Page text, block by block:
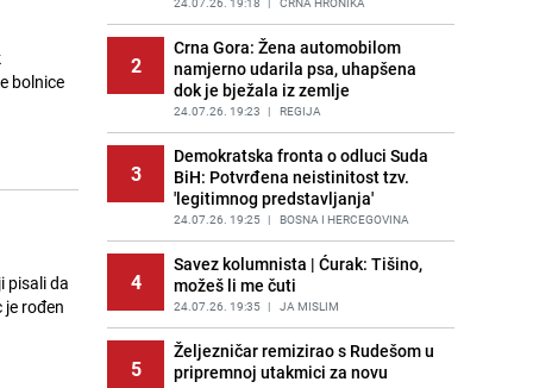
pisali da
rođen
12
čokolade i kokosa bez pečenja,
jednostavan desert bez imalo muke
PRIJE 2 DANA | RECEPTI
13
Tajna savršenog makedonskog
ajvara: Stari recept za kremast i
bogat okus
PRIJE 2 DANA | RECEPTI
14
Tuga potresla grad na Uni:
Preminula Lejla Muhić (39),
sugrađani u nevjerici
PRIJE 2 DANA | BOSNA I HERCEGOVINA
15
Borba trajala satima: Pogledajte
'grdosiju' od skoro tri metra koju su
braća izvukla iz mora
2
Crna Gora: Žena automobilom
namjerno udarila psa, uhapšena
dok je bježala iz zemlje
24.07.26. 19:23 | REGIJA
3
Demokratska fronta o odluci Suda
BiH: Potvrđena neistinitost tzv.
'legitimnog predstavljanja'
24.07.26. 19:25 | BOSNA I HERCEGOVINA
4
Savez kolumnista | Ćurak: Tišino,
možeš li me čuti
24.07.26. 19:35 | JA MISLIM
5
Željezničar remizirao s Rudešom u
pripremnoj utakmici za novu